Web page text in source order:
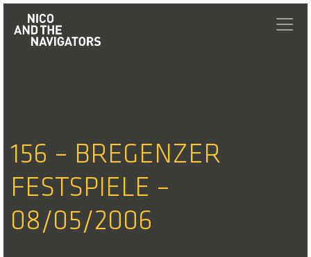
156 – BREGENZER
FESTSPIELE –
08/05/2006